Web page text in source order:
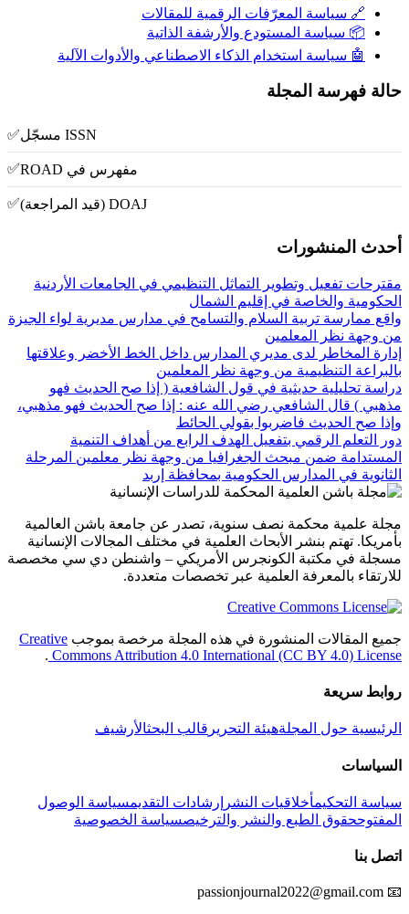
🔗 سياسة المعرّفات الرقمية للمقالات
📦 سياسة المستودع والأرشفة الذاتية
🤖 سياسة استخدام الذكاء الاصطناعي والأدوات الآلية
حالة فهرسة المجلة
✅ ISSN مسجّل
✅ مفهرس في ROAD
✅ DOAJ (قيد المراجعة)
أحدث المنشورات
مقترحات تفعيل وتطوير التماثل التنظيمي في الجامعات الأردنية
الحكومية والخاصة في إقليم الشمال
واقع ممارسة تربية السلام والتسامح في مدارس مديرية لواء الجيزة
من وجهة نظر المعلمين
إدارة المخاطر لدى مديري المدارس داخل الخط الأخضر وعلاقتها
بالبراعة التنظيمية من وجهة نظر المعلمين
دراسة تحليلية حديثية في قول الشافعية ( إذا صح الحديث فهو
مذهبي ) قال الشافعي رضي الله عنه : إذا صح الحديث فهو مذهبي،
وإذا صح الحديث فاضربوا بقولي الحائط
دور التعلم الرقمي بتفعيل الهدف الرابع من أهداف التنمية
المستدامة ضمن مبحث الجغرافيا من وجهة نظر معلمين المرحلة
الثانوية في المدارس الحكومية بمحافظة إربد
مجلة علمية محكمة نصف سنوية، تصدر عن جامعة باشن العالمية
بأمريكا. تهتم بنشر الأبحاث العلمية في مختلف المجالات الإنسانية
مسجلة في مكتبة الكونجرس الأمريكي – واشنطن دي سي مخصصة
للارتقاء بالمعرفة العلمية عبر تخصصات متعددة.
جميع المقالات المنشورة في هذه المجلة مرخصة بموجب Creative
Commons Attribution 4.0 International (CC BY 4.0) License
.
روابط سريعة
الرئيسية حول المجلةهيئة التحرير قالب البحثالأرشيف
السياسات
سياسة التحكيمأخلاقيات النشر إرشادات التقديمسياسة الوصول
المفتوححقوق الطبع والنشر والترخيصسياسة الخصوصية
اتصل بنا
📧
passionjournal2022@gmail.com